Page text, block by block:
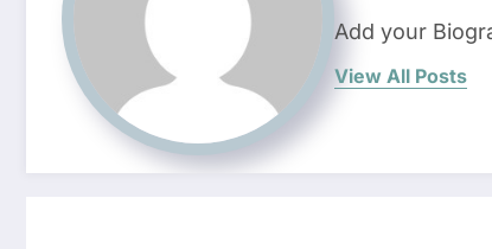
Add your
View All Posts